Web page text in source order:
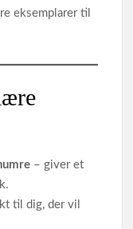
eksemplarer til
– giver et
til dig, der vil